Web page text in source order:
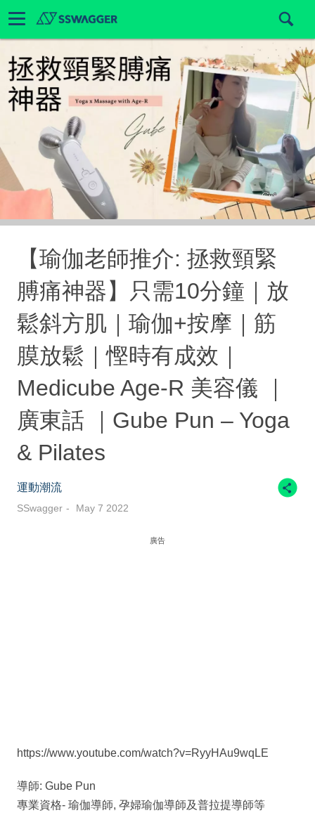
【瑜伽老師推介: 拯救頸緊
膊痛神器】只需10分鐘｜放
鬆斜方肌｜瑜伽+按摩｜筋
膜放鬆｜慳時有成效｜
Medicube Age-R 美容儀 ｜
廣東話 ｜Gube Pun – Yoga
& Pilates
運動潮流
SSwagger May 7 2022
廣告
https://www.youtube.com/watch?v=RyyHAu9wqLE
導師: Gube Pun
專業資格- 瑜伽導師, 孕婦瑜伽導師及普拉提導師等